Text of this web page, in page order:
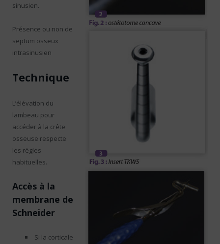
sinusien.
Présence ou non de
septum osseux
intrasinusien
Technique
L’élévation du
lambeau pour
accéder à la crête
osseuse respecte
les règles
habituelles.
Accès à la
membrane de
Schneider
Si la corticale